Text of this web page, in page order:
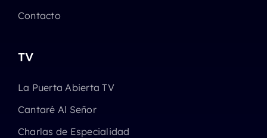
Contacto
TV
La Puerta Abierta TV
Cantaré Al Señor
Charlas de Especialidad